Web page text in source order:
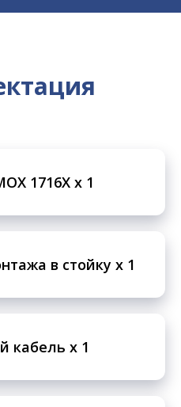
1716X x 1
в стойку x 1
кабель x 1